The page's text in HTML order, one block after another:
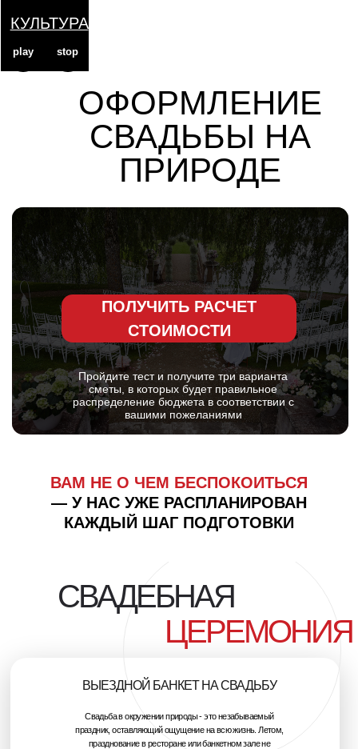
КУЛЬТУРА
ОФОРМЛЕНИЕ
СВАДЬБЫ НА
ПРИРОДЕ
Пройдите тест и получите три варианта
сметы, в которых будет правильное
распределение бюджета в соответствии с
вашими пожеланиями
ВАМ НЕ О ЧЕМ БЕСПОКОИТЬСЯ
— У НАС УЖЕ РАСПЛАНИРОВАН
КАЖДЫЙ ШАГ ПОДГОТОВКИ
ПОЛУЧИТЬ РАСЧЕТ
СТОИМОСТИ
СВАДЕБНАЯ
ЦЕРЕМОНИЯ
ВЫЕЗДНОЙ БАНКЕТ НА СВАДЬБУ
Свадьба в окружении природы - это незабываемый
праздник, оставляющий ощущение на всю жизнь. Летом,
празднование в ресторане или банкетном зале не